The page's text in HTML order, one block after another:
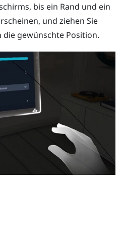
bis ein Rand und ein
und ziehen Sie
gewünschte Position.